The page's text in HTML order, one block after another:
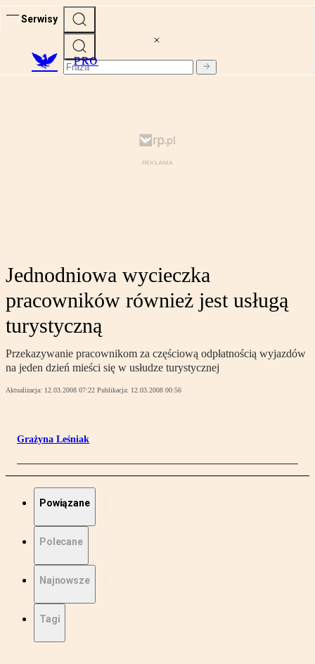
Serwisy
PRO
Jednodniowa wycieczka
pracowników również jest usługą
turystyczną
Przekazywanie pracownikom za częściową odpłatnością wyjazdów
na jeden dzień mieści się w usłudze turystycznej
Aktualizacja: 12.03.2008 07:22 Publikacja: 12.03.2008 00:56
Grażyna Leśniak
Powiązane
Polecane
Najnowsze
Tagi